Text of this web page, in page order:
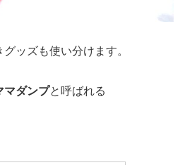
ッズも使い分けます。
マダンプと呼ばれる